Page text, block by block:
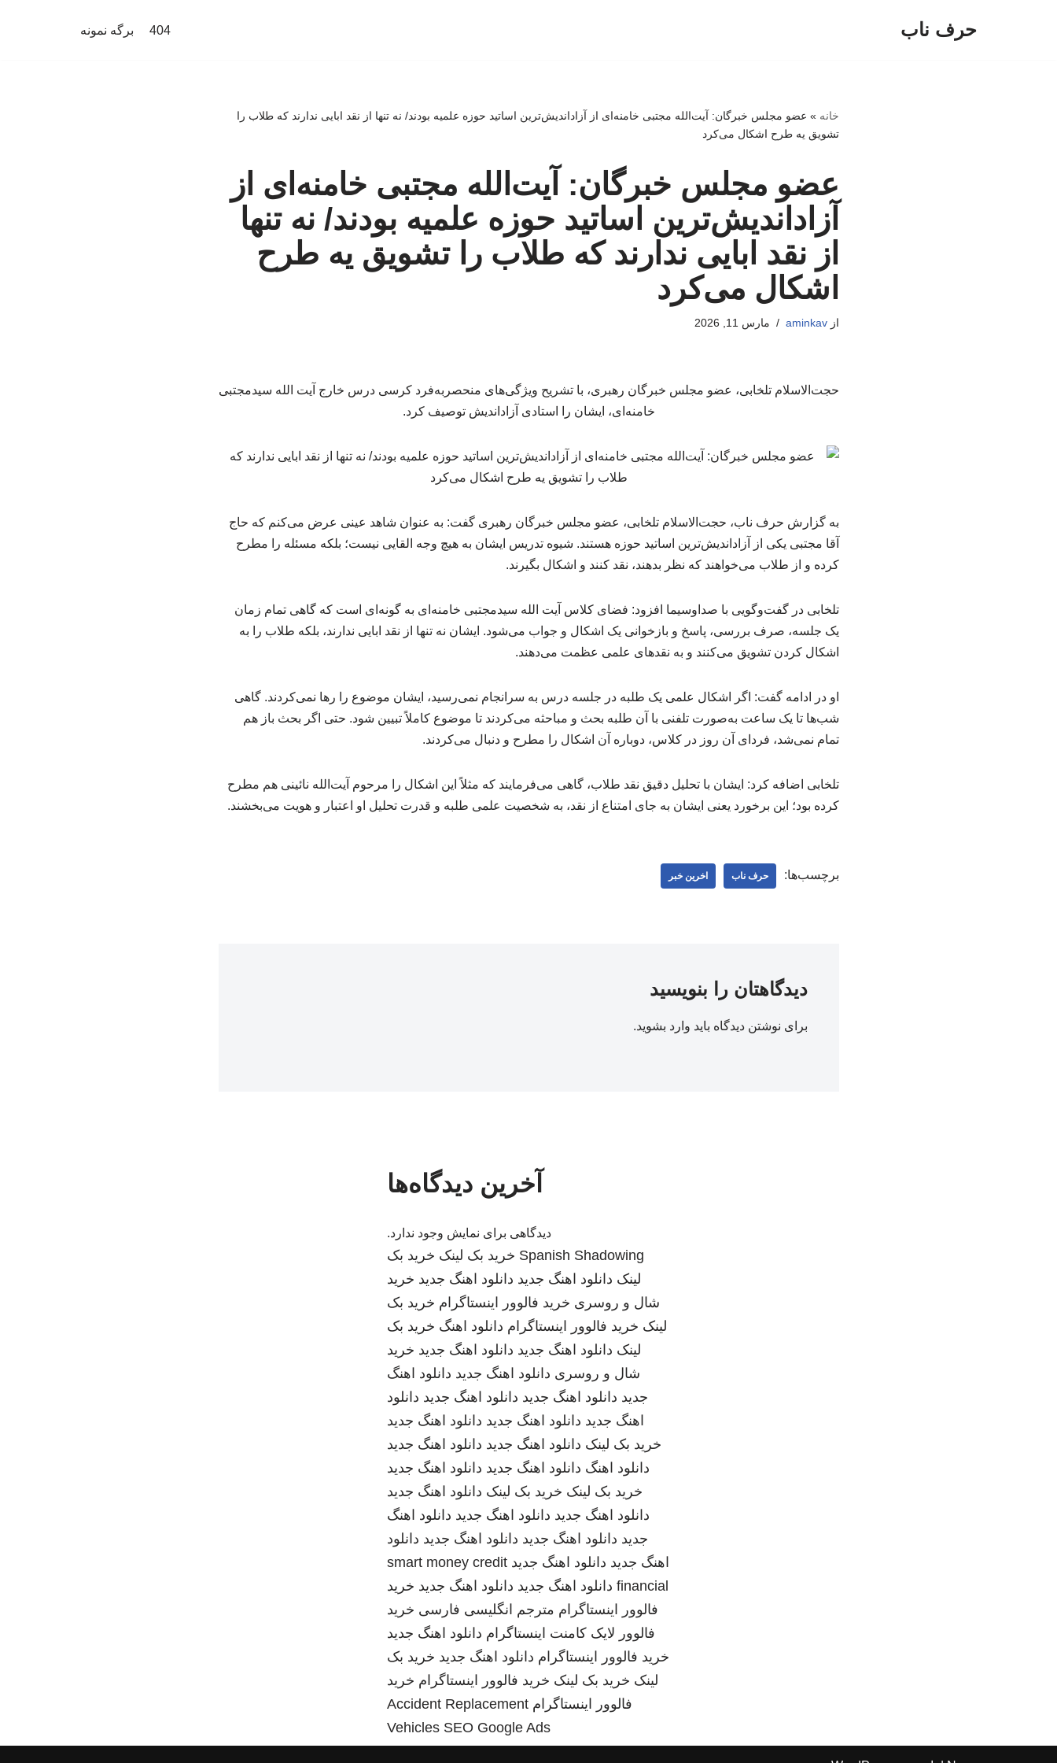
حرف ناب 404 برگه نمونه
خانه » عضو مجلس خبرگان: آیت‌الله مجتبی خامنه‌ای از آزاداندیش‌ترین اساتید حوزه علمیه بودند/ نه تنها از نقد ابایی ندارند که طلاب را
تشویق یه طرح اشکال می‌کرد
عضو مجلس خبرگان: آیت‌الله مجتبی خامنه‌ای از
آزاداندیش‌ترین اساتید حوزه علمیه بودند/ نه تنها
از نقد ابایی ندارند که طلاب را تشویق یه طرح
اشکال می‌کرد
ازaminkav مارس 11, 2026
حجت‌الاسلام تلخابی، عضو مجلس خبرگان رهبری، با تشریح ویژگی‌های منحصربه‌فرد کرسی درس خارج آیت الله سیدمجتبی
خامنه‌ای، ایشان را استادی آزاداندیش توصیف کرد.
به گزارش حرف ناب، حجت‌الاسلام تلخابی، عضو مجلس خبرگان رهبری گفت: به عنوان شاهد عینی عرض می‌کنم که حاج
آقا مجتبی یکی از آزاداندیش‌ترین اساتید حوزه هستند. شیوه تدریس ایشان به هیچ وجه القایی نیست؛ بلکه مسئله را مطرح
کرده و از طلاب می‌خواهند که نظر بدهند، نقد کنند و اشکال بگیرند.
تلخابی در گفت‌وگویی با صداوسیما افزود: فضای کلاس آیت الله سیدمجتبی خامنه‌ای به گونه‌ای است که گاهی تمام زمان
یک جلسه، صرف بررسی، پاسخ و بازخوانی یک اشکال و جواب می‌شود. ایشان نه تنها از نقد ابایی ندارند، بلکه طلاب را به
اشکال کردن تشویق می‌کنند و به نقدهای علمی عظمت می‌دهند.
او در ادامه گفت: اگر اشکال علمی یک طلبه در جلسه درس به سرانجام نمی‌رسید، ایشان موضوع را رها نمی‌کردند. گاهی
شب‌ها تا یک ساعت به‌صورت تلفنی با آن طلبه بحث و مباحثه می‌کردند تا موضوع کاملاً تبیین شود. حتی اگر بحث باز هم
تمام نمی‌شد، فردای آن روز در کلاس، دوباره آن اشکال را مطرح و دنبال می‌کردند.
تلخابی اضافه کرد: ایشان با تحلیل دقیق نقد طلاب، گاهی می‌فرمایند که مثلاً این اشکال را مرحوم آیت‌الله نائینی هم مطرح
کرده بود؛ این برخورد یعنی ایشان به جای امتناع از نقد، به شخصیت علمی طلبه و قدرت تحلیل او اعتبار و هویت می‌بخشند.
برچسب‌ها: حرف ناب اخرین خبر
دیدگاهتان را بنویسید
برای نوشتن دیدگاه باید وارد بشوید.
آخرین دیدگاه‌ها
دیدگاهی برای نمایش وجود ندارد.
Spanish Shadowing خرید بک لینک خرید بک
لینک دانلود اهنگ جدید دانلود اهنگ جدید خرید
شال و روسری خرید فالوور اینستاگرام خرید بک
لینک خرید فالوور اینستاگرام دانلود اهنگ خرید بک
لینک دانلود اهنگ جدید دانلود اهنگ جدید خرید
شال و روسری دانلود اهنگ جدید دانلود اهنگ
جدید دانلود اهنگ جدید دانلود اهنگ جدید دانلود
اهنگ جدید دانلود اهنگ جدید دانلود اهنگ جدید
خرید بک لینک دانلود اهنگ جدید دانلود اهنگ جدید
دانلود اهنگ دانلود اهنگ جدید دانلود اهنگ جدید
خرید بک لینک خرید بک لینک دانلود اهنگ جدید
دانلود اهنگ جدید دانلود اهنگ جدید دانلود اهنگ
جدید دانلود اهنگ جدید دانلود اهنگ جدید دانلود
اهنگ جدید دانلود اهنگ جدید smart money credit
financial دانلود اهنگ جدید دانلود اهنگ جدید خرید
فالوور اینستاگرام مترجم انگلیسی فارسی خرید
فالوور لایک کامنت اینستاگرام دانلود اهنگ جدید
خرید فالوور اینستاگرام دانلود اهنگ جدید خرید بک
لینک خرید بک لینک خرید فالوور اینستاگرام خرید
فالوور اینستاگرام Accident Replacement
Vehicles SEO Google Ads